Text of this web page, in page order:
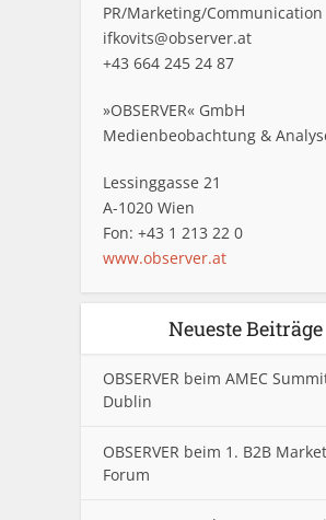
PR/Marketing/Communication
ifkovits@observer.at
+43 664 245 24 87
»OBSERVER« GmbH
Medienbeobachtung &
Lessinggasse 21
A-1020 Wien
Fon: +43 1 213 22 0
www.observer.at
Neueste Beiträge
OBSERVER beim AMEC
Dublin
OBSERVER beim 1. B2B
Forum